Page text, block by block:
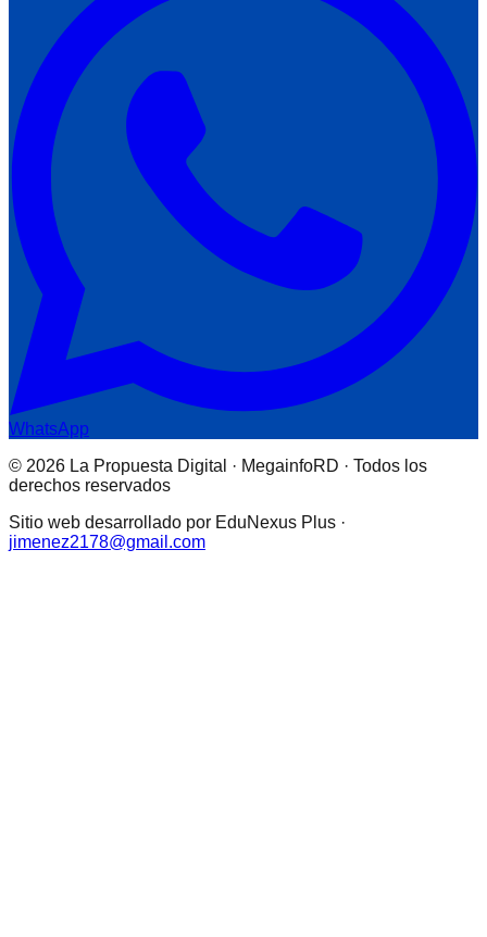
WhatsApp
© 2026 La Propuesta Digital · MegainfoRD · Todos los
derechos reservados
Sitio web desarrollado por EduNexus Plus ·
jimenez2178@gmail.com